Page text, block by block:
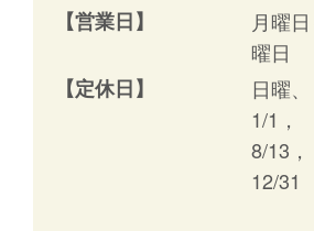
【営業日】
月曜
曜日
【定休日】
日曜、
1/1，
8/13，
12/31